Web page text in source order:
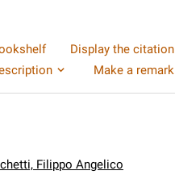
Display the citation
Make a remark
Filippo Angelico